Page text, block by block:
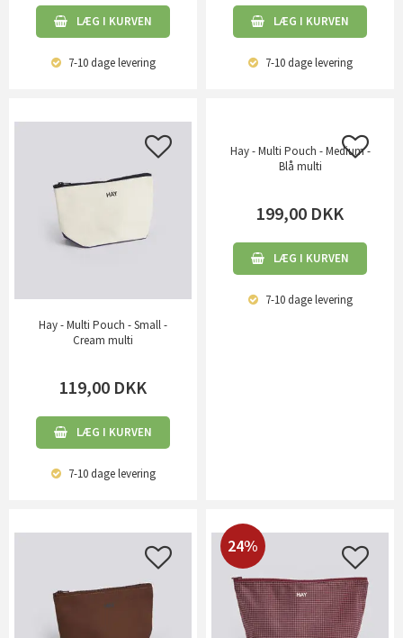
LÆG I KURVEN
7-10 dagelevering
LÆG I KURVEN
7-10 dagelevering
Hay - Multi Pouch - Small -
Cream multi
119,00 DKK
LÆG I KURVEN
7-10 dagelevering
Hay - Multi Pouch - Medium -
Blå multi
199,00 DKK
LÆG I KURVEN
7-10 dagelevering
24%